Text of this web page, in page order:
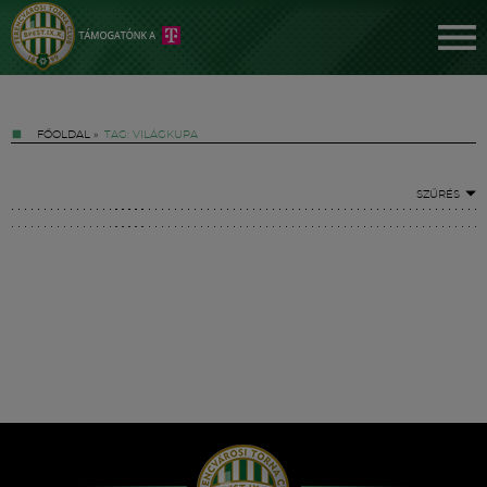
FŐOLDAL » TAG: VILÁGKUPA
SZŰRÉS
Hírek